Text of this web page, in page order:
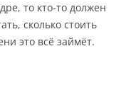
то кто-то должен
сколько стоить
это всё займёт.